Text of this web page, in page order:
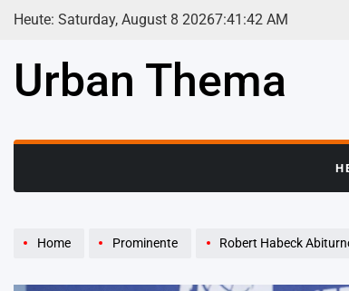
Skip
Heute: Saturday, August 8 20267:41 :43 AM
Urban Thema
Home Prominente Robert Habeck